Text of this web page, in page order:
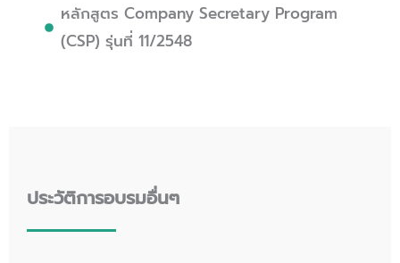
หลักสูตร Company Secretary Program
(CSP) รุ่นที่ 11/2548
ประวัติการอบรมอื่นๆ